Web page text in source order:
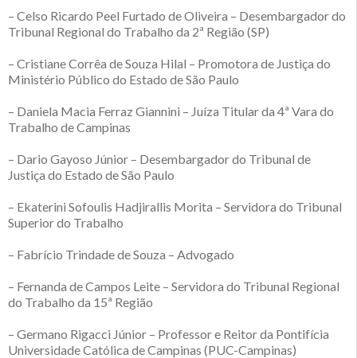
– Celso Ricardo Peel Furtado de Oliveira – Desembargador do
Tribunal Regional do Trabalho da 2ª Região (SP)
– Cristiane Corrêa de Souza Hilal – Promotora de Justiça do
Ministério Público do Estado de São Paulo
– Daniela Macia Ferraz Giannini – Juíza Titular da 4ª Vara do
Trabalho de Campinas
– Dario Gayoso Júnior – Desembargador do Tribunal de
Justiça do Estado de São Paulo
– Ekaterini Sofoulis Hadjirallis Morita – Servidora do Tribunal
Superior do Trabalho
– Fabrício Trindade de Souza – Advogado
– Fernanda de Campos Leite – Servidora do Tribunal Regional
do Trabalho da 15ª Região
– Germano Rigacci Júnior – Professor e Reitor da Pontifícia
Universidade Católica de Campinas (PUC-Campinas)